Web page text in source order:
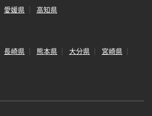
愛媛県 高知県
長崎県 熊本県 大分県
宮崎県